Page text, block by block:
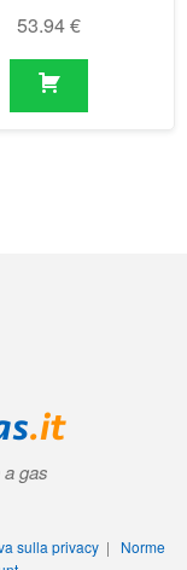
53.94€
gas
sulla privacy | Norme